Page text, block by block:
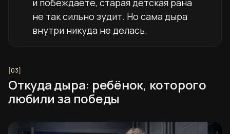
и побеждаете, старая детская рана
не так сильно зудит. Но сама дыра
внутри никуда не делась.
Откуда дыра: ребёнок, которого
любили за победы